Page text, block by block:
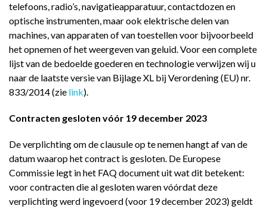
telefoons, radio’s, navigatieapparatuur, contactdozen en
optische instrumenten, maar ook elektrische delen van
machines, van apparaten of van toestellen voor bijvoorbeeld
het opnemen of het weergeven van geluid. Voor een complete
lijst van de bedoelde goederen en technologie verwijzen wij u
naar de laatste versie van Bijlage XL bij Verordening (EU) nr.
833/2014 (zie link).
Contracten gesloten vóór 19 december 2023
De verplichting om de clausule op te nemen hangt af van de
datum waarop het contract is gesloten. De Europese
Commissie legt in het FAQ document uit wat dit betekent:
voor contracten die al gesloten waren vóórdat deze
verplichting werd ingevoerd (voor 19 december 2023) geldt